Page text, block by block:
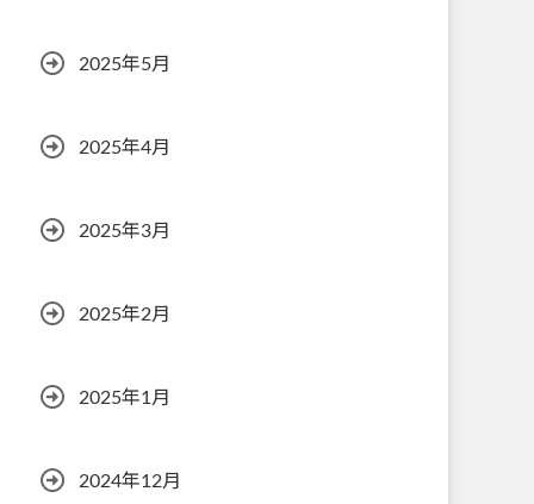
2025年5月
2025年4月
2025年3月
2025年2月
2025年1月
2024年12月